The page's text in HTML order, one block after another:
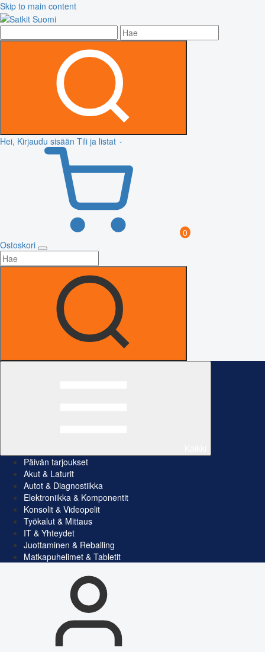
Skip to main content
Hei, Kirjaudu sisään Tili ja listat
0
Ostoskori
Päivän tarjoukset
Akut & Laturit
Autot & Diagnostiikka
Elektroniikka & Komponentit
Konsolit & Videopelit
Työkalut & Mittaus
IT & Yhteydet
Juottaminen & Reballing
Matkapuhelimet & Tabletit